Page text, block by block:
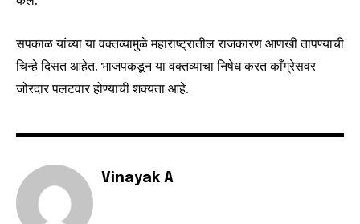
सपकाळ यांच्या या वक्तव्यामुळे महाराष्ट्रातील राजकारण आणखी तापण्याची
चिन्हे दिसत आहेत. भाजपकडून या वक्तव्याचा निषेध करत काँग्रेसवर
जोरदार पलटवार होण्याची शक्यता आहे.
Vinayak A